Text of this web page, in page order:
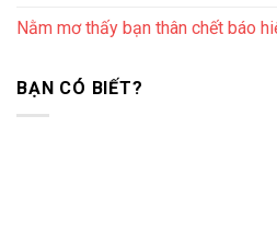
Nằm mơ thấy bạn thân chết báo
BẠN CÓ BIẾT?